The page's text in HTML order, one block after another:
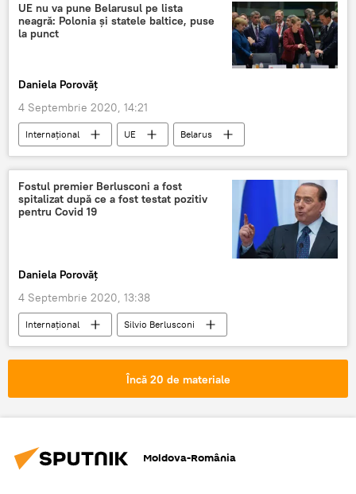
UE nu va pune Belarusul pe lista
neagră: Polonia și statele baltice, puse
la punct
Daniela Porovăț
4 Septembrie 2020, 14:21
Internaţional UE
Belarus
Polonia
Țările Baltice
Fostul premier Berlusconi a fost
spitalizat după ce a fost testat pozitiv
pentru Covid 19
Daniela Porovăț
4 Septembrie 2020, 13:38
Internaţional
Silvio Berlusconi
COVID-19
Încă 20 de materiale
Moldova-România